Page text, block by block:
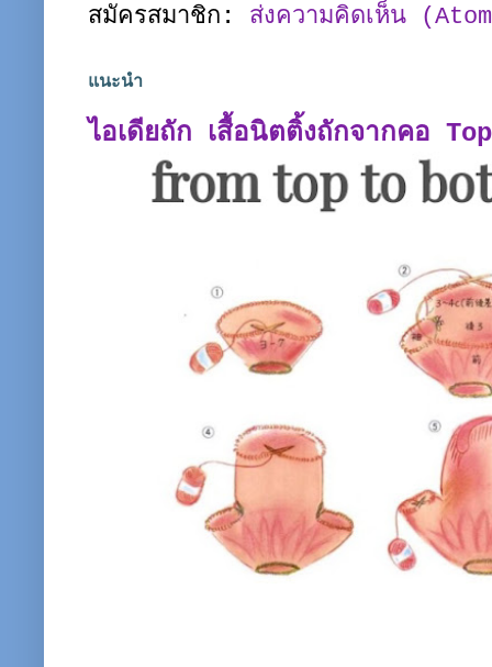
สมัครสมาชิก: ส่งความคิดเห็น
แนะนำ
ไอเดียถัก เสื้อนิตติ้งถักจากคอ